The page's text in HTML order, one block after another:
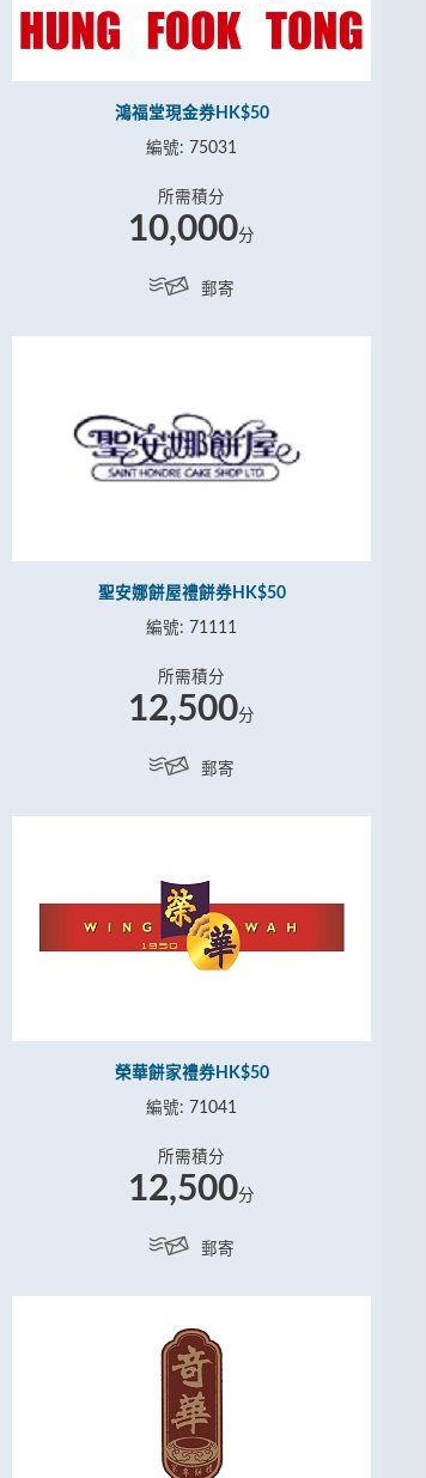
鴻福堂現金券HK$50
編號: 75031
所需積分
10,000分
郵寄
聖安娜餅屋禮餅券HK$50
編號: 71111
所需積分
12,500分
郵寄
榮華餅家禮券HK$50
編號: 71041
所需積分
12,500分
郵寄